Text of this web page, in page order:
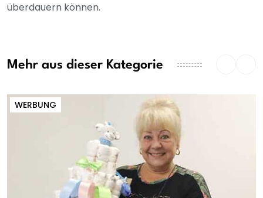
überdauern können.
Mehr aus dieser Kategorie
WERBUNG